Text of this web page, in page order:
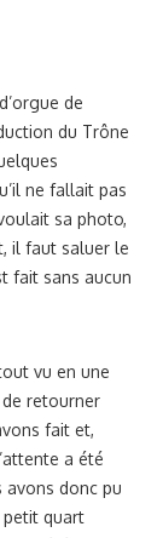
de
du Trône
ne fallait pas
sa photo,
il faut saluer le
fait sans aucun
vu en une
retourner
fait et,
a été
avons donc pu
petit quart